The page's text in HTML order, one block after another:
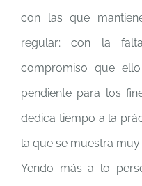
con las que
regular; con la
compromiso que
pendiente para los
dedica tiempo a la
la que se muestra
Yendo más a lo